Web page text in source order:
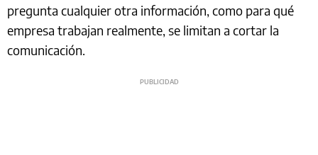
pregunta cualquier otra información, como para qué
empresa trabajan realmente, se limitan a cortar la
comunicación.